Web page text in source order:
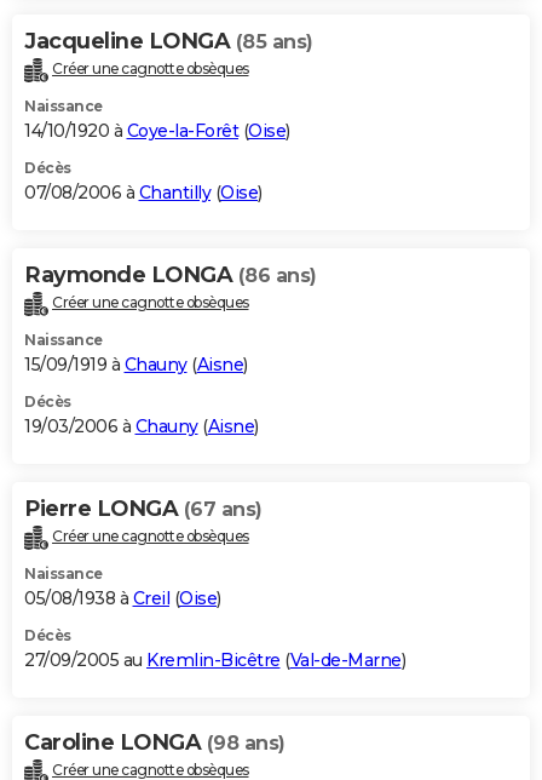
Jacqueline LONGA (85 ans)
Créer une cagnotte obsèques
Naissance
14/10/1920 à Coye-la-Forêt(Oise)
Décès
07/08/2006 à Chantilly(Oise)
Raymonde LONGA (86 ans)
Créer une cagnotte obsèques
Naissance
15/09/1919 à Chauny(Aisne)
Décès
19/03/2006 à Chauny(Aisne)
Pierre LONGA (67 ans)
Créer une cagnotte obsèques
Naissance
05/08/1938 à Creil (Oise)
Décès
27/09/2005 au Kremlin-Bicêtre (Val-de-Marne)
Caroline LONGA (98 ans)
Créer une cagnotte obsèques